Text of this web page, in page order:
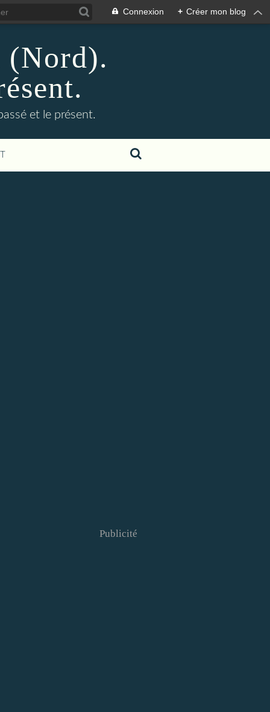
Connexion + Créer mon blog
et le présent.
Publicité